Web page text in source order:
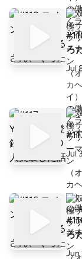
ろ
Jul
Jul
ろ
Jun